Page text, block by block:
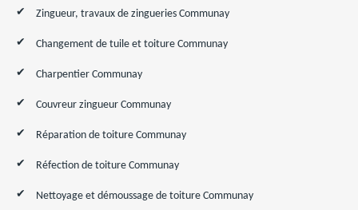
Zingueur, travaux de zingueries Communay
Changement de tuile et toiture Communay
Charpentier Communay
Couvreur zingueur Communay
Réparation de toiture Communay
Réfection de toiture Communay
Nettoyage et démoussage de toiture Communay